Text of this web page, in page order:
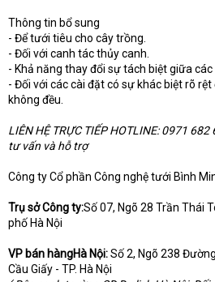
Thông tin bổ sung
- Để tưới tiêu cho cây trồng.
- Đối với canh tác thủy canh.
- Khả năng thay đổi sự tách biệt giữa
- Đối với các cài đặt có sự khác biệt rõ
không đều.
LIÊN HỆ TRỰC TIẾP HOTLINE: 0971
tư vấn và hỗ trợ
Công ty Cổ phần Công nghệ tưới Bình
Trụ sở Công ty:Số 07, Ngõ 28 Trần Thái
phố Hà Nội
VP bán hàngHà Nội:Số 2, Ngõ 238
Cầu Giấy - TP. Hà Nội